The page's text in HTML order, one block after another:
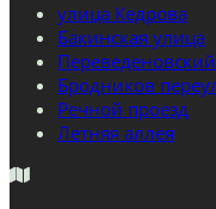
улица Кедрова
Бакинская улица
Бродников
Речной проезд
Летняя аллея